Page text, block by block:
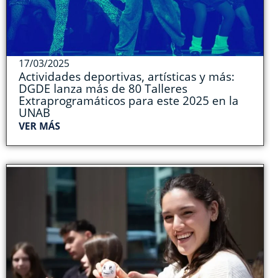
17/03/2025
Actividades deportivas, artísticas y más:
DGDE lanza más de 80 Talleres
Extraprogramáticos para este 2025 en la
UNAB
VER MÁS